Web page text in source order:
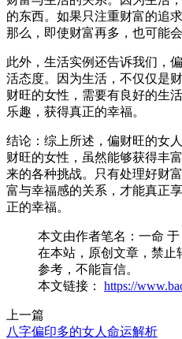
的东西。如果只注重财富的追
那么，即使财富再多，也可能
此外，生活实例还告诉我们，
活态度。因为生活，不仅仅是
财旺的女性，需要有良好的生
乐趣，获得真正的幸福。
结论：综上所述，偏财旺的女
财旺的女性，虽然能够获得丰
来的各种挑战。只有处理好财
富与幸福感的关系，才能真正
正的幸福。
本文由作者笔名：一命 于
在本站，原创文章，禁止
参考，不能盲信。
本文链接： https://
上一篇
八字偏印多的女人命运解析